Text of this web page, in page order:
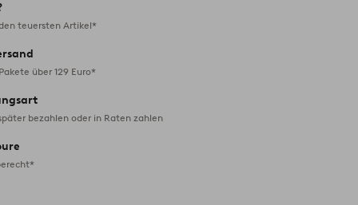
teuersten Artikel*
über 129 Euro*
bezahlen oder in Raten zahlen